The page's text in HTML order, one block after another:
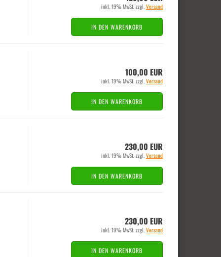
inkl. 19% MwSt. zzgl.Versand
IN DEN WARENKORB
100,00 EUR
inkl. 19% MwSt. zzgl.Versand
IN DEN WARENKORB
230,00 EUR
inkl. 19% MwSt. zzgl.Versand
IN DEN WARENKORB
230,00 EUR
inkl. 19% MwSt. zzgl.Versand
IN DEN WARENKORB